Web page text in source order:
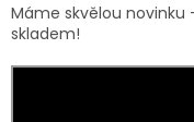
Máme skvělou
skladem!